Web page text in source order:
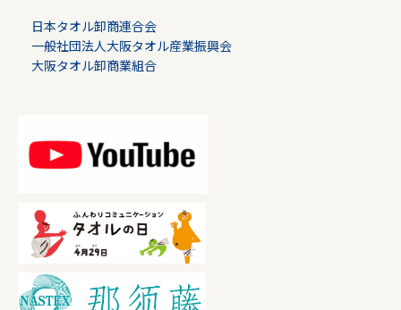
日本タオル卸商連合会
一般社団法人大阪タオル産業振興会
大阪タオル卸商業組合